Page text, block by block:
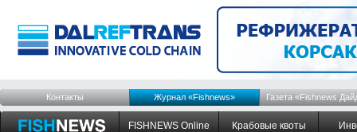
Контакты Журнал «Fishnews» Газета «Fishnews
FISHNEWS Online Крабовые квоты